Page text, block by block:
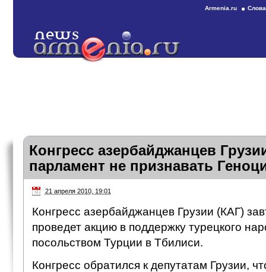
Armenia.ru
Конгресс азербайджанцев
парламент не признавать
21 апреля 2010, 19:01
Конгресс азербайджанцев Грузии (КАГ)
проведет акцию в поддержку турецкого
посольством Турции в Тбилиси.
Конгресс обратился к депутатам Грузии,